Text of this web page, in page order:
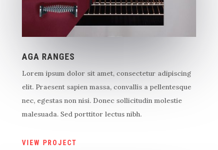
AGA RANGES
Lorem ipsum dolor sit amet, consectetur adipiscing
elit. Praesent sapien massa, convallis a pellentesque
nec, egestas non nisi. Donec sollicitudin molestie
malesuada. Sed porttitor lectus nibh.
VIEW PROJECT